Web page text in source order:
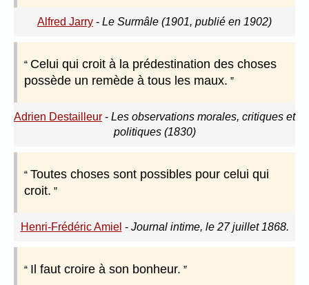
Alfred Jarry - Le Surmâle (1901, publié en 1902)
Celui qui croit à la prédestination des choses
possède un remède à tous les maux.
Adrien Destailleur - Les observations morales, critiques et
politiques (1830)
Toutes choses sont possibles pour celui qui
croit.
Henri-Frédéric Amiel - Journal intime, le 27 juillet 1868.
Il faut croire à son bonheur.